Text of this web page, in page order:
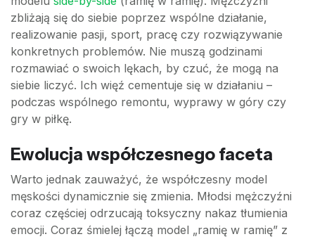
zbliżają się do siebie poprzez wspólne działanie,
realizowanie pasji, sport, pracę czy rozwiązywanie
konkretnych problemów. Nie muszą godzinami
rozmawiać o swoich lękach, by czuć, że mogą na
siebie liczyć. Ich więź cementuje się w działaniu –
podczas wspólnego remontu, wyprawy w góry czy
gry w piłkę.
Ewolucja współczesnego faceta
Warto jednak zauważyć, że współczesny model
męskości dynamicznie się zmienia. Młodsi mężczyźni
coraz częściej odrzucają toksyczny nakaz tłumienia
emocji. Coraz śmielej łączą model „ramię w ramię” z